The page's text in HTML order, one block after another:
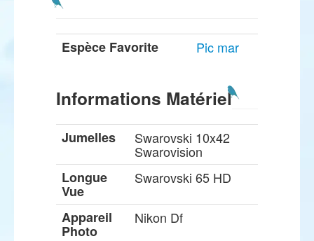
Espèce Favorite Pic mar
Informations Matériel
Jumelles Swarovski 10x42
Swarovision
Longue
Vue
Swarovski 65 HD
Appareil
Photo
Nikon Df